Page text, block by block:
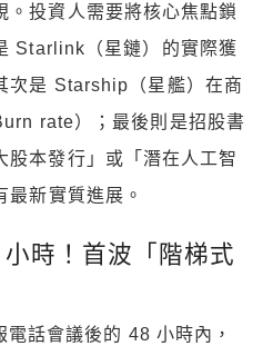
。投資人需要將核心焦點鎖
Starlink（星鏈）的實際獲
次是 Starship（星艦）在商
rate）；最後則是招股書
股本發行」或「潛在人工智
最新實質進展。
時！首波「階梯式
話會議後的 48 小時內，